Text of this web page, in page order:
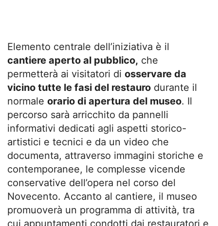
Elemento centrale dell’iniziativa è il
cantiere aperto al pubblico, che
permetterà ai visitatori di osservare da
vicino tutte le fasi del restauro durante il
normale orario di apertura del museo. Il
percorso sarà arricchito da pannelli
informativi dedicati agli aspetti storico-
artistici e tecnici e da un video che
documenta, attraverso immagini storiche e
contemporanee, le complesse vicende
conservative dell’opera nel corso del
Novecento. Accanto al cantiere, il museo
promuoverà un programma di attività, tra